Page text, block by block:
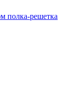
полка-решетка